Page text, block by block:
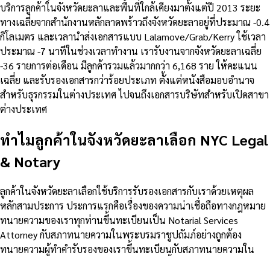
บริการลูกค้าในจังหวัดยะลาและพื้นที่ใกล้เคียงมาตั้งแต่ปี 2013 ระยะ
ทางเฉลี่ยจากสำนักงานหลักลาดพร้าวถึงจังหวัดยะลาอยู่ที่ประมาณ -0.4
กิโลเมตร และเวลานำส่งเอกสารแบบ Lalamove/Grab/Kerry ใช้เวลา
ประมาณ -7 นาทีในช่วงเวลาทำงาน เรารับงานจากจังหวัดยะลาเฉลี่ย
-36 รายการต่อเดือน มีลูกค้ารวมแล้วมากกว่า 6,168 ราย ให้คะแนน
เฉลี่ย และรับรองเอกสารกว่าร้อยประเภท ตั้งแต่หนังสือมอบอำนาจ
สำหรับธุรกรรมในต่างประเทศ ไปจนถึงเอกสารบริษัทสำหรับเปิดสาขา
ต่างประเทศ
ทำไมลูกค้าในจังหวัดยะลาเลือก NYC Legal
& Notary
ลูกค้าในจังหวัดยะลาเลือกใช้บริการรับรองเอกสารกับเราด้วยเหตุผล
หลักสามประการ ประการแรกคือเรื่องของความน่าเชื่อถือทางกฎหมาย
ทนายความของเราทุกท่านขึ้นทะเบียนเป็น Notarial Services
Attorney กับสภาทนายความในพระบรมราชูปถัมภ์อย่างถูกต้อง
ทนายความผู้ทำคำรับรองของเราขึ้นทะเบียนกับสภาทนายความใน